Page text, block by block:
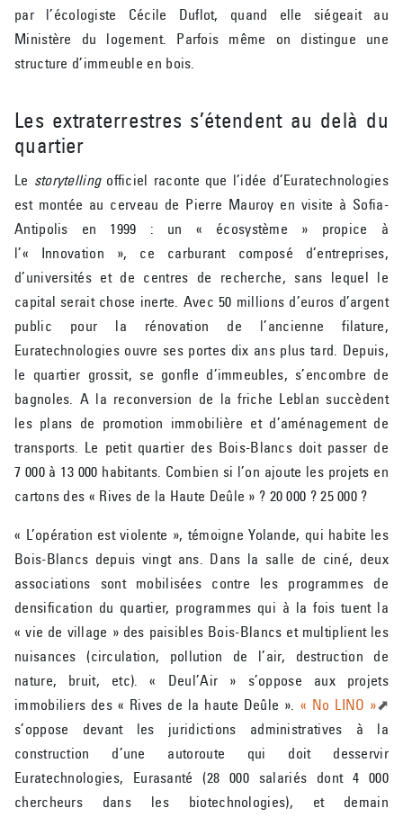
par l’écologiste Cécile Duflot, quand elle siégeait au
Ministère du logement. Parfois même on distingue une
structure d’immeuble en bois.
Les extraterrestres s’étendent au delà du
quartier
Le storytellingofficiel raconte que l’idée d’Euratechnologies
est montée au cerveau de Pierre Mauroy en visite à Sofia-
Antipolis en 1999 : un « écosystème » propice à
l’« Innovation », ce carburant composé d’entreprises,
d’universités et de centres de recherche, sans lequel le
capital serait chose inerte. Avec 50 millions d’euros d’argent
public pour la rénovation de l’ancienne filature,
Euratechnologies ouvre ses portes dix ans plus tard. Depuis,
le quartier grossit, se gonfle d’immeubles, s’encombre de
bagnoles. A la reconversion de la friche Leblan succèdent
les plans de promotion immobilière et d’aménagement de
transports. Le petit quartier des Bois-Blancs doit passer de
7 000 à 13 000 habitants. Combien si l’on ajoute les projets en
cartons des « Rives de la Haute Deûle » ? 20 000 ? 25 000 ?
« L’opération est violente », témoigne Yolande, qui habite les
Bois-Blancs depuis vingt ans. Dans la salle de ciné, deux
associations sont mobilisées contre les programmes de
densification du quartier, programmes qui à la fois tuent la
« vie de village » des paisibles Bois-Blancs et multiplient les
nuisances (circulation, pollution de l’air, destruction de
nature, bruit, etc). « Deul’Air » s’oppose aux projets
immobiliers des « Rives de la haute Deûle ». « No LINO »
s’oppose devant les juridictions administratives à la
construction d’une autoroute qui doit desservir
Euratechnologies, Eurasanté (28 000 salariés dont 4 000
chercheurs dans les biotechnologies), et demain